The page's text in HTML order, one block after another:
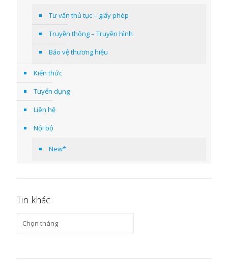
Tư vấn thủ tục – giấy phép
Truyền thông – Truyền hình
Bảo vệ thương hiệu
Kiến thức
Tuyển dụng
Liên hệ
Nội bộ
New*
Tin khác
khác